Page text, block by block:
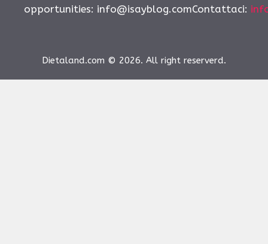
opportunities: info@isayblog.comContattaci:
Dietaland.com © 2026. All right reserverd.